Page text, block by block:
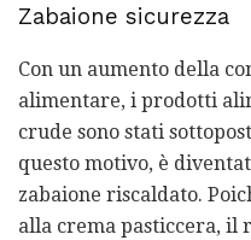
Zabaione sicurezza
Con un aumento della
alimentare, i prodotti
crude sono stati
questo motivo, è
zabaione riscaldato.
alla crema pasticcera, il